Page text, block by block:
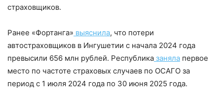
страховщиков.
Ранее «Фортанга» выяснила, что потери
автостраховщиков в Ингушетии с начала 2024 года
превысили 656 млн рублей. Республика заняла первое
место по частоте страховых случаев по ОСАГО за
период с 1 июля 2024 года по 30 июня 2025 года.